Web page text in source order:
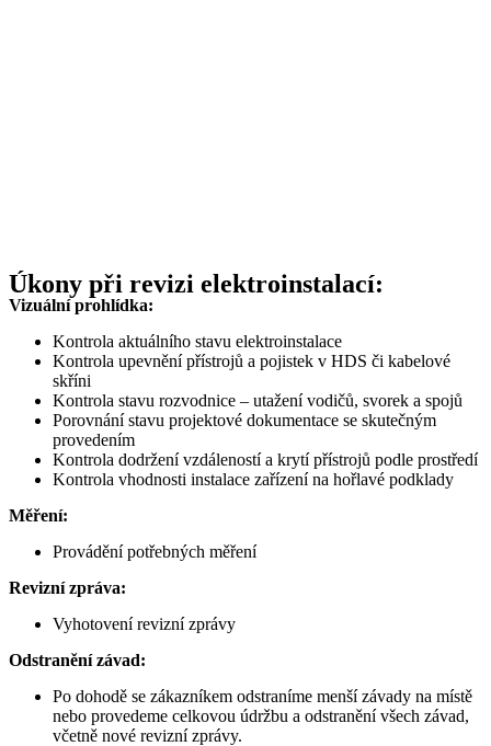
Úkony při revizi elektroinstalací:
Vizuální prohlídka:
Kontrola aktuálního stavu elektroinstalace
Kontrola upevnění přístrojů a pojistek v HDS či kabelové
skříni
Kontrola stavu rozvodnice – utažení vodičů, svorek a spojů
Porovnání stavu projektové dokumentace se skutečným
provedením
Kontrola dodržení vzdáleností a krytí přístrojů podle prostředí
Kontrola vhodnosti instalace zařízení na hořlavé podklady
Měření:
Provádění potřebných měření
Revizní zpráva:
Vyhotovení revizní zprávy
Odstranění závad:
Po dohodě se zákazníkem odstraníme menší závady na místě
nebo provedeme celkovou údržbu a odstranění všech závad,
včetně nové revizní zprávy.